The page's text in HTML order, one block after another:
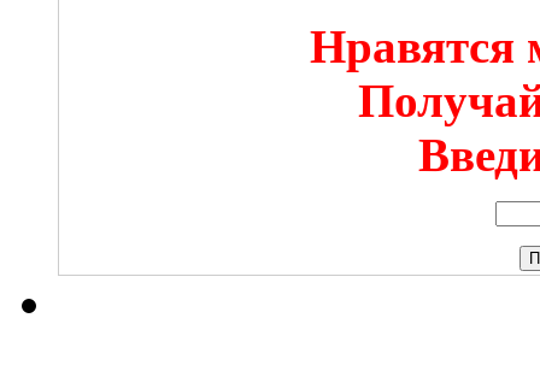
Нравятся